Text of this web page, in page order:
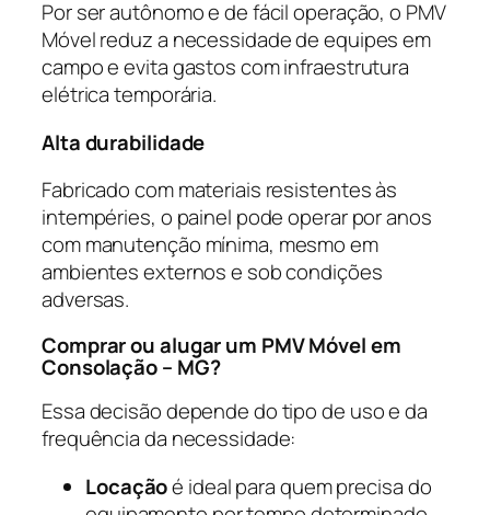
Por ser autônomo e de fácil operação, o PMV
Móvel reduz a necessidade de equipes em
campo e evita gastos com infraestrutura
elétrica temporária.
Alta durabilidade
Fabricado com materiais resistentes às
intempéries, o painel pode operar por anos
com manutenção mínima, mesmo em
ambientes externos e sob condições
adversas.
Comprar ou alugar um PMV Móvel em
Consolação – MG?
Essa decisão depende do tipo de uso e da
frequência da necessidade:
Locaçãoé ideal para quem precisa do